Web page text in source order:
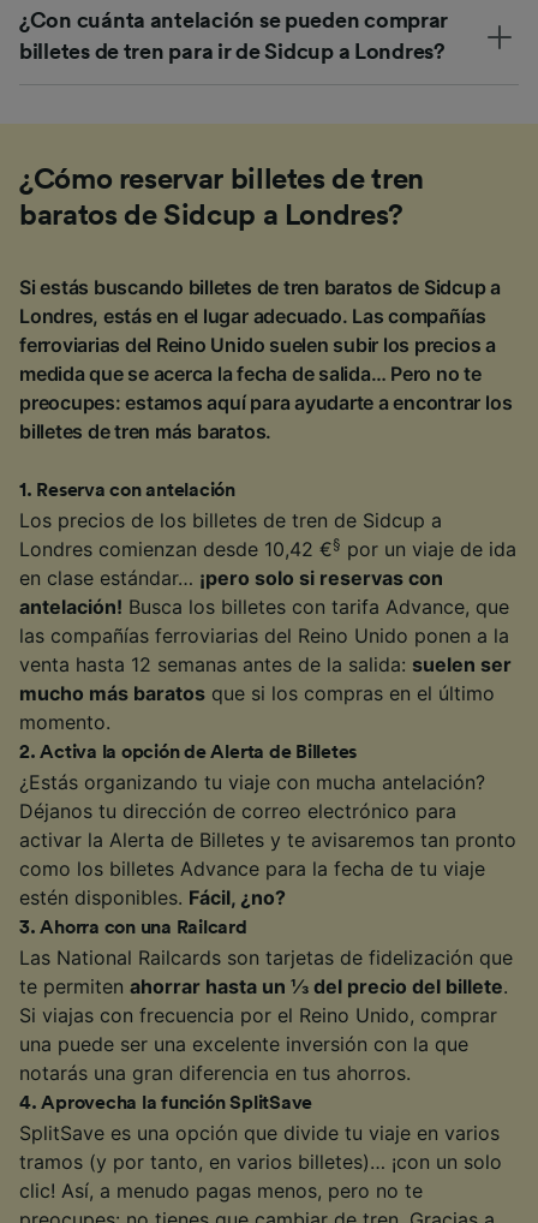
¿Con cuánta antelación se pueden comprar
billetes de tren para ir de Sidcup a Londres?
¿Cómo reservar billetes de tren
baratos de Sidcup a Londres?
Si estás buscando billetes de tren baratos de Sidcup a
Londres, estás en el lugar adecuado. Las compañías
ferroviarias del Reino Unido suelen subir los precios a
medida que se acerca la fecha de salida… Pero no te
preocupes: estamos aquí para ayudarte a encontrar los
billetes de tren más baratos.
1. Reserva con antelación
Los precios de los billetes de tren de Sidcup a
Londres comienzan desde 10,42 €§ por un viaje de ida
en clase estándar… ¡pero solo si reservas con
antelación! Busca los billetes con tarifa Advance, que
las compañías ferroviarias del Reino Unido ponen a la
venta hasta 12 semanas antes de la salida: suelen ser
mucho más baratos que si los compras en el último
momento.
2.Activa la opción de Alerta de Billetes
¿Estás organizando tu viaje con mucha antelación?
Déjanos tu dirección de correo electrónico para
activar la Alerta de Billetes y te avisaremos tan pronto
como los billetes Advance para la fecha de tu viaje
estén disponibles. Fácil, ¿no?
3.Ahorra con una Railcard
Las National Railcards son tarjetas de fidelización que
te permiten ahorrar hasta un ⅓ del precio del billete.
Si viajas con frecuencia por el Reino Unido, comprar
una puede ser una excelente inversión con la que
notarás una gran diferencia en tus ahorros.
4.Aprovecha la función SplitSave
SplitSave es una opción que divide tu viaje en varios
tramos (y por tanto, en varios billetes)… ¡con un solo
clic! Así, a menudo pagas menos, pero no te